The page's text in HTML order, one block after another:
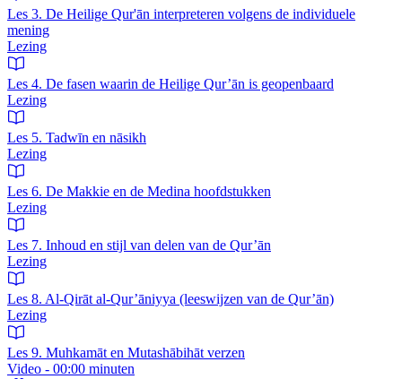
Les 3. De Heilige Qur'ān interpreteren volgens de individuele
mening
Lezing
Les 4. De fasen waarin de Heilige Qur’ān is geopenbaard
Lezing
Les 5. Tadwīn en nāsikh
Lezing
Les 6. De Makkie en de Medina hoofdstukken
Lezing
Les 7. Inhoud en stijl van delen van de Qur’ān
Lezing
Les 8. Al-Qirāt al-Qur’āniyya (leeswijzen van de Qur’ān)
Lezing
Les 9. Muhkamāt en Mutashābihāt verzen
Video - 00:00 minuten